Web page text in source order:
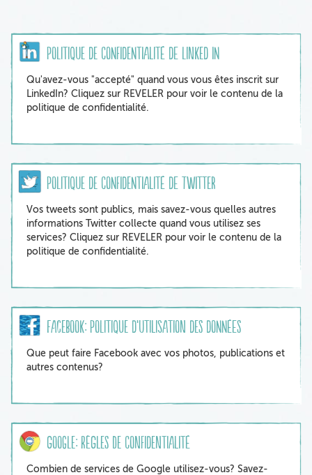
Politique de confidentialité de Linked In
Qu'avez-vous "accepté" quand vous vous êtes inscrit sur
LinkedIn? Cliquez sur REVELER pour voir le contenu de la
politique de confidentialité.
Politique de confidentialité de Twitter
Vos tweets sont publics, mais savez-vous quelles autres
informations Twitter collecte quand vous utilisez ses
services? Cliquez sur REVELER pour voir le contenu de la
politique de confidentialité.
Facebook: Politique d’utilisation des données
Que peut faire Facebook avec vos photos, publications et
autres contenus?
Google: Règles de confidentialité
Combien de services de Google utilisez-vous? Savez-